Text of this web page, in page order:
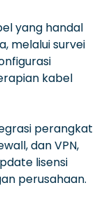
yang handal
melalui survei
kabel
perangkat
dan VPN,
lisensi
perusahaan.